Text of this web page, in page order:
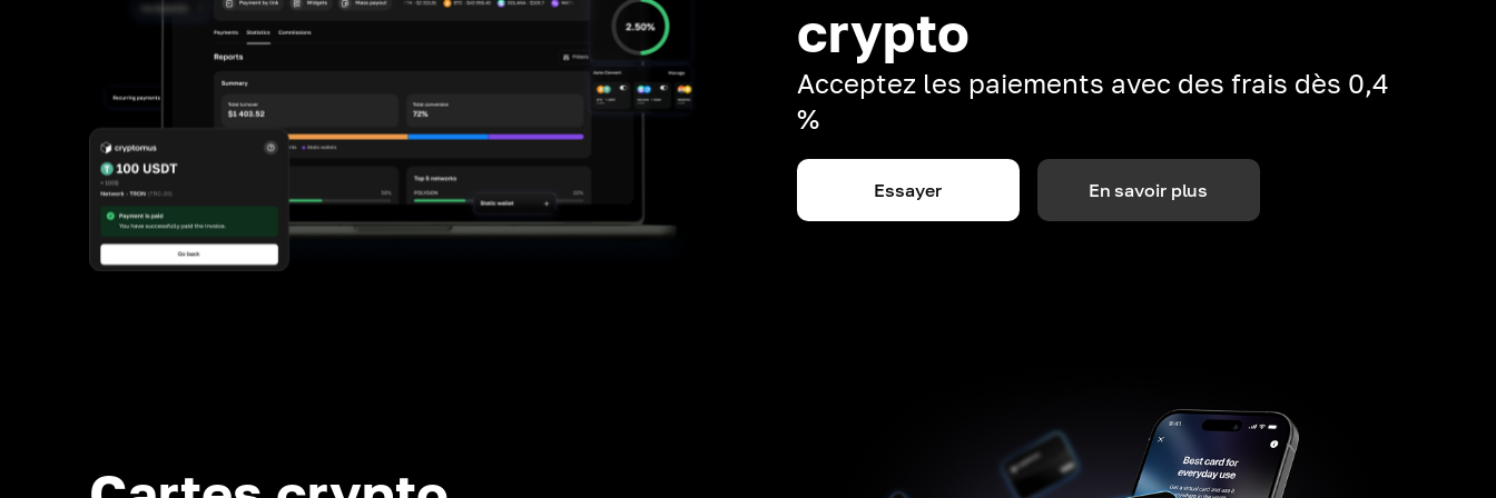
crypto
Acceptez les paiements avec des frais dès 0,4
%
Essayer En savoir plus